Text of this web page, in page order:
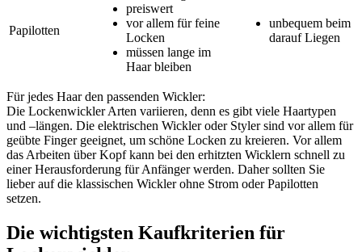
Papilotten
preiswert
vor allem für feine
Locken
müssen lange im
Haar bleiben
unbequem beim
darauf Liegen
Für jedes Haar den passenden Wickler:
Die Lockenwickler Arten variieren, denn es gibt viele Haartypen
und –längen. Die elektrischen Wickler oder Styler sind vor allem für
geübte Finger geeignet, um schöne Locken zu kreieren. Vor allem
das Arbeiten über Kopf kann bei den erhitzten Wicklern schnell zu
einer Herausforderung für Anfänger werden. Daher sollten Sie
lieber auf die klassischen Wickler ohne Strom oder Papilotten
setzen.
Die wichtigsten Kaufkriterien für